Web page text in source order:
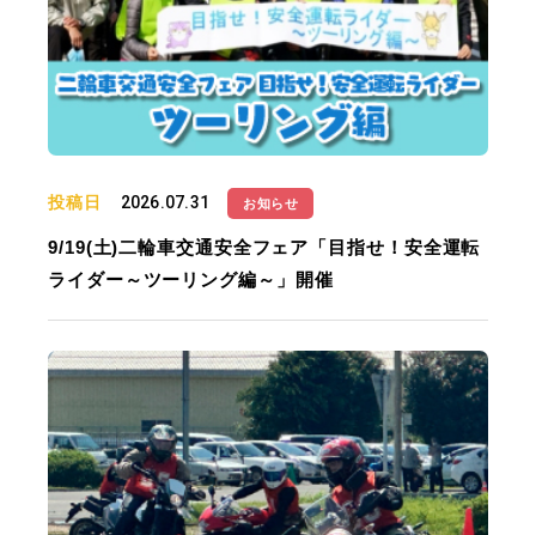
投稿日 2026.07.31 お知らせ
9/19(土)二輪車交通安全フェア「目指せ！安全運転
ライダー～ツーリング編～」開催